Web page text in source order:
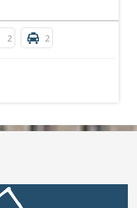
2 2